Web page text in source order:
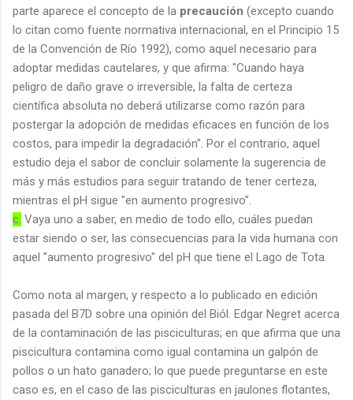
parte aparece el concepto de la precaución (excepto cuando
lo citan como fuente normativa internacional, en el Principio 15
de la Convención de Río 1992), como aquel necesario para
adoptar medidas cautelares, y que afirma: "Cuando haya
peligro de daño grave o irreversible, la falta de certeza
científica absoluta no deberá utilizarse como razón para
postergar la adopción de medidas eficaces en función de los
costos, para impedir la degradación". Por el contrario, aquel
estudio deja el sabor de concluir solamente la sugerencia de
más y más estudios para seguir tratando de tener certeza,
mientras el pH sigue "en aumento progresivo".
c. Vaya uno a saber, en medio de todo ello, cuáles puedan
estar siendo o ser, las consecuencias para la vida humana con
aquel "aumento progresivo" del pH que tiene el Lago de Tota.
Como nota al margen, y respecto a lo publicado en edición
pasada del B7D sobre una opinión del Biól. Edgar Negret acerca
de la contaminación de las pisciculturas; en que afirma que una
piscicultura contamina como igual contamina un galpón de
pollos o un hato ganadero; lo que puede preguntarse en este
caso es, en el caso de las pisciculturas en jaulones flotantes,